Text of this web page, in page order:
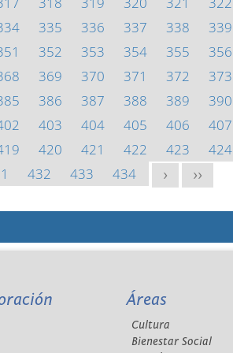
335 336 337 338 339
352 353 354 355 356
369 370 371 372 373
386 387 388 389 390
403 404 405 406 407
420 421 422 423 424
432 433 434 > >>
Áreas
Cultura
Bienestar Social